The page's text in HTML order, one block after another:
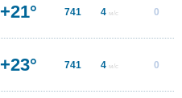
+21° 741 4 м/с 0
+23° 741 4 м/с 0